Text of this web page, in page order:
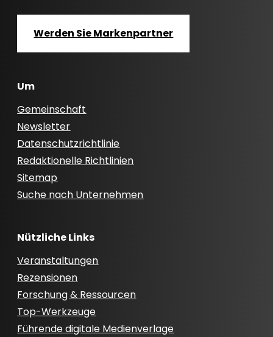
Werden Sie Markenpartner
Um
Gemeinschaft
Newsletter
Datenschutzrichtlinie
Redaktionelle Richtlinien
Sitemap
Suche nach Unternehmen
Nützliche Links
Veranstaltungen
Rezensionen
Forschung & Ressourcen
Top-Werkzeuge
Führende digitale Medienverlage